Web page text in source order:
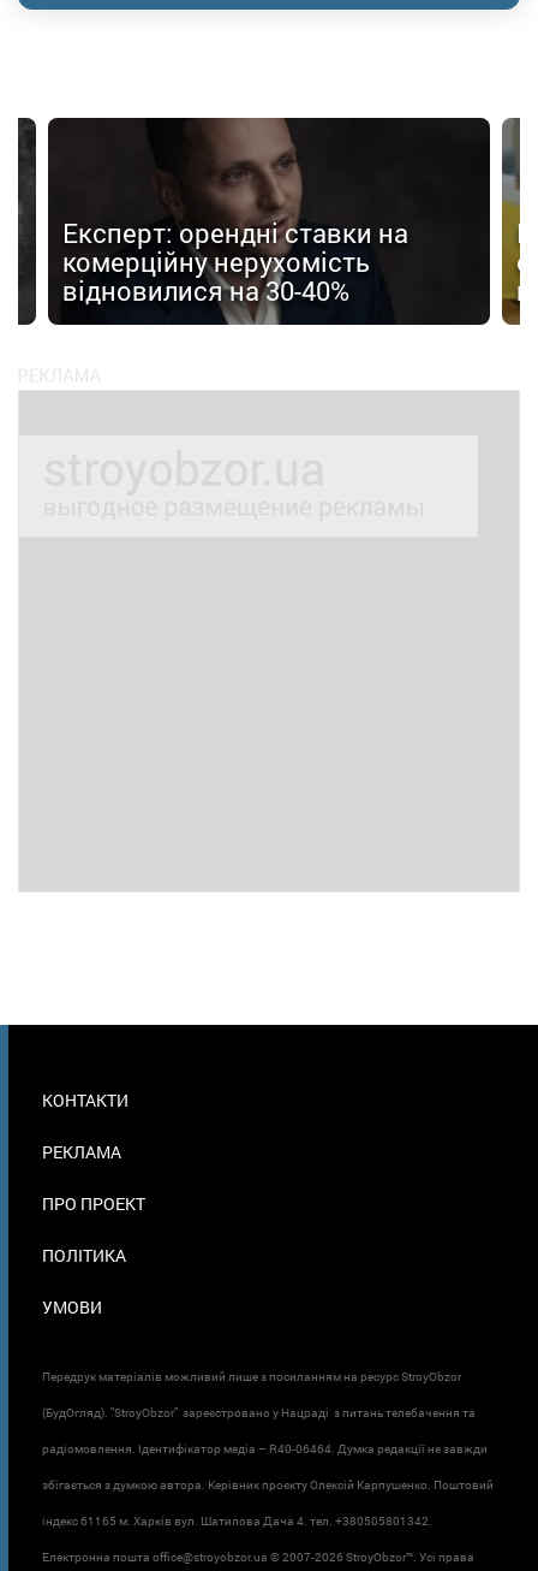
Експерт: орендні ставки на
комерційну нерухомість
відновилися на 30-40%
В
КОНТАКТИ
РЕКЛАМА
ПРО ПРОЕКТ
ПОЛІТИКА
УМОВИ
Передрук матеріалів можливий лише з посиланням на ресурс StroyObzor
(БудОгляд). "StroyObzor" зареєстровано у Нацраді з питань телебачення та
радіомовлення. Ідентифікатор медіа – R40-06464. Думка редакції не завжди
збігається з думкою автора. Керівник проєкту Олексій Карпушенко. Поштовий
індекс 61165 м. Харків вул. Шатилова Дача 4. тел. +380505801342.
Електронна пошта office@stroyobzor.ua © 2007-2026 StroyObzor™. Усі права